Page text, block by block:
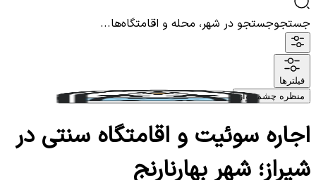
جستجوجستجو در شهر، محله و اقامتگاه‌ها...
فیلترها
منظره چشم نواز
اجاره سوئیت و اقامتگاه سنتی در
شیراز؛ شهر بهارنارنج